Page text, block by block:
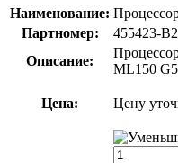
Наименование:
Партномер:
455423-
Описание:
ML150
Цена: Цену